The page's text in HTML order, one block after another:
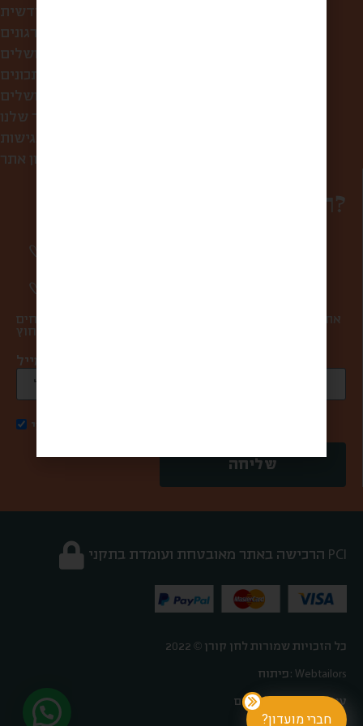
קופסת הפתעה חודשית
לחברות ולארגונים
סיורי אוכל בירושלים
מתכונים
הסיפור שלנו
הצהרת נגישות
תקנון אתר
רוצים להפוך למשפחה?
אתם במקום הראשון בשבילנו, ולכן אנחנו אף פעם לא שולחים
אני מאשר/ת קבלת דואר פרסומי
שליחה
הרכישה באתר מאובטחת ועומדת בתקני PCI
כל הזכויות שמורות לחן קורן © 2022
פיתוח: Webtailors
עיצוב: אורטל פלדהיים
חברי מועדון?